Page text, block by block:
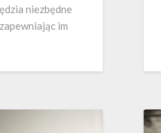
niezbędne
im